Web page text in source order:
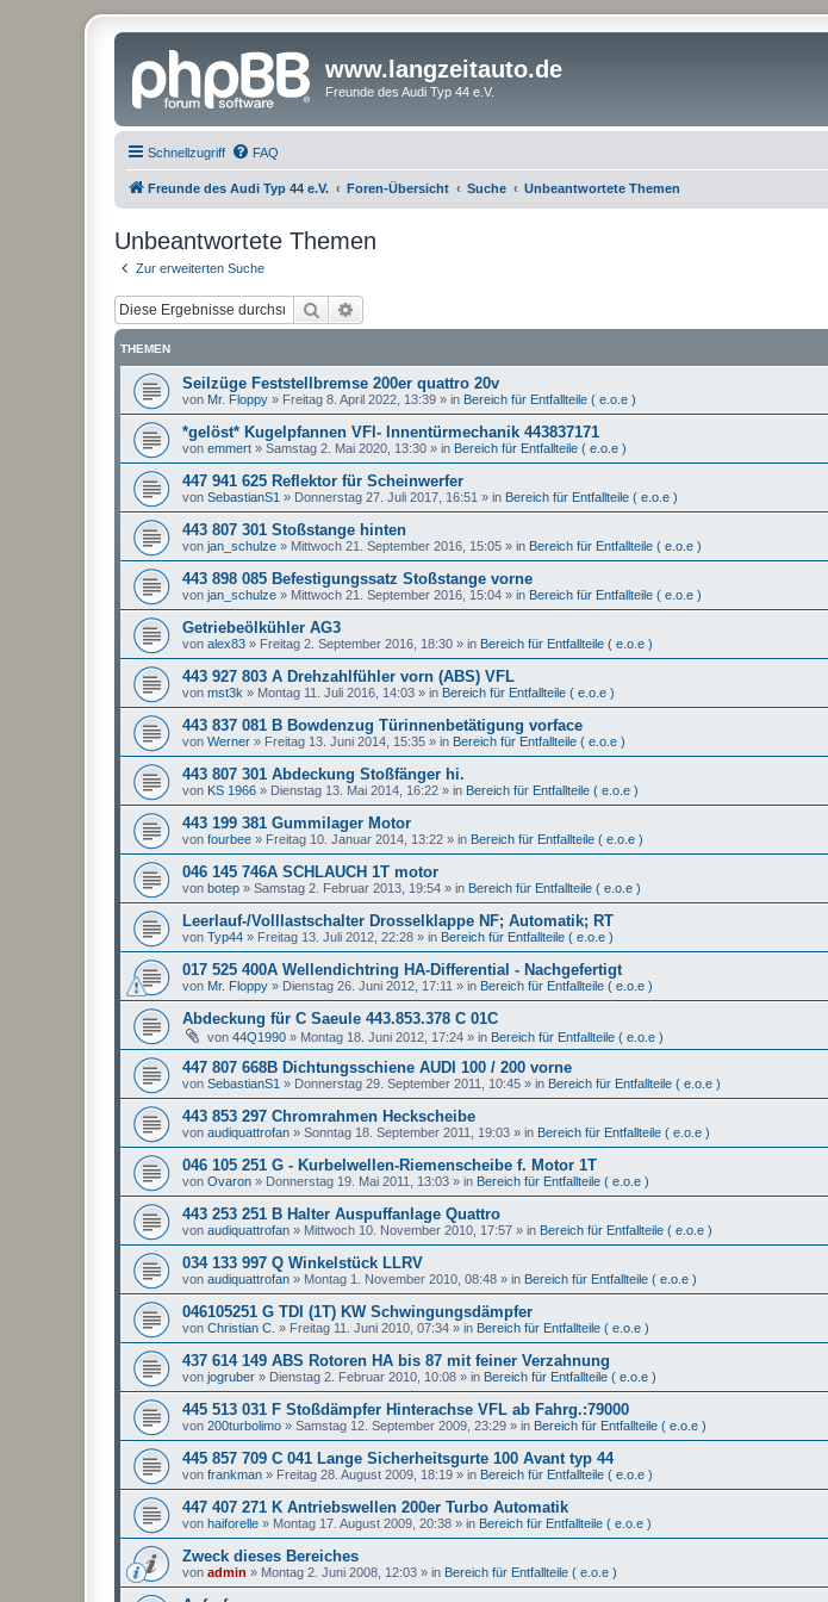
www.langzeitauto.de
Freunde des Audi Typ 44 e.V.
Schnellzugriff FAQ
Freunde des Audi Typ 44 e.V. Foren-Übersicht Suche Unbeantwortete Themen
Unbeantwortete Themen
Zur erweiterten Suche
Suche
THEMEN
Seilzüge Feststellbremse 200er quattro 20v
von Mr. Floppy » Freitag 8. April 2022, 13:39 » in Bereich für Entfallteile ( e.o.e )
*gelöst* Kugelpfannen VFl- Innentürmechanik 443837171
von emmert » Samstag 2. Mai 2020, 13:30 » in Bereich für Entfallteile ( e.o.e )
447 941 625 Reflektor für Scheinwerfer
von SebastianS1 » Donnerstag 27. Juli 2017, 16:51 » in Bereich für Entfallteile ( e.o.e )
443 807 301 Stoßstange hinten
von jan_schulze » Mittwoch 21. September 2016, 15:05 » in Bereich für Entfallteile ( e.o.e )
443 898 085 Befestigungssatz Stoßstange vorne
von jan_schulze » Mittwoch 21. September 2016, 15:04 » in Bereich für Entfallteile ( e.o.e )
Getriebeölkühler AG3
von alex83 » Freitag 2. September 2016, 18:30 » in Bereich für Entfallteile ( e.o.e )
443 927 803 A Drehzahlfühler vorn (ABS) VFL
von mst3k » Montag 11. Juli 2016, 14:03 » in Bereich für Entfallteile ( e.o.e )
443 837 081 B Bowdenzug Türinnenbetätigung vorface
von Werner » Freitag 13. Juni 2014, 15:35 » in Bereich für Entfallteile ( e.o.e )
443 807 301 Abdeckung Stoßfänger hi.
von KS 1966 » Dienstag 13. Mai 2014, 16:22 » in Bereich für Entfallteile ( e.o.e )
443 199 381 Gummilager Motor
von fourbee » Freitag 10. Januar 2014, 13:22 » in Bereich für Entfallteile ( e.o.e )
046 145 746A SCHLAUCH 1T motor
von botep » Samstag 2. Februar 2013, 19:54 » in Bereich für Entfallteile ( e.o.e )
Leerlauf-/Volllastschalter Drosselklappe NF; Automatik; RT
von Typ44 » Freitag 13. Juli 2012, 22:28 » in Bereich für Entfallteile ( e.o.e )
017 525 400A Wellendichtring HA-Differential - Nachgefertigt
von Mr. Floppy » Dienstag 26. Juni 2012, 17:11 » in Bereich für Entfallteile ( e.o.e )
Abdeckung für C Saeule 443.853.378 C 01C
von 44Q1990 » Montag 18. Juni 2012, 17:24 » in Bereich für Entfallteile ( e.o.e )
447 807 668B Dichtungsschiene AUDI 100 / 200 vorne
von SebastianS1 » Donnerstag 29. September 2011, 10:45 » in Bereich für Entfallteile ( e.o.e )
443 853 297 Chromrahmen Heckscheibe
von audiquattrofan » Sonntag 18. September 2011, 19:03 » in Bereich für Entfallteile ( e.o.e )
046 105 251 G - Kurbelwellen-Riemenscheibe f. Motor 1T
von Ovaron » Donnerstag 19. Mai 2011, 13:03 » in Bereich für Entfallteile ( e.o.e )
443 253 251 B Halter Auspuffanlage Quattro
von audiquattrofan » Mittwoch 10. November 2010, 17:57 » in Bereich für Entfallteile ( e.o.e )
034 133 997 Q Winkelstück LLRV
von audiquattrofan » Montag 1. November 2010, 08:48 » in Bereich für Entfallteile ( e.o.e )
046105251 G TDI (1T) KW Schwingungsdämpfer
von Christian C. » Freitag 11. Juni 2010, 07:34 » in Bereich für Entfallteile ( e.o.e )
437 614 149 ABS Rotoren HA bis 87 mit feiner Verzahnung
von jogruber » Dienstag 2. Februar 2010, 10:08 » in Bereich für Entfallteile ( e.o.e )
445 513 031 F Stoßdämpfer Hinterachse VFL ab Fahrg.:79000
von 200turbolimo » Samstag 12. September 2009, 23:29 » in Bereich für Entfallteile ( e.o.e )
445 857 709 C 041 Lange Sicherheitsgurte 100 Avant typ 44
von frankman » Freitag 28. August 2009, 18:19 » in Bereich für Entfallteile ( e.o.e )
447 407 271 K Antriebswellen 200er Turbo Automatik
von haiforelle » Montag 17. August 2009, 20:38 » in Bereich für Entfallteile ( e.o.e )
Zweck dieses Bereiches
von admin » Montag 2. Juni 2008, 12:03 » in Bereich für Entfallteile ( e.o.e )